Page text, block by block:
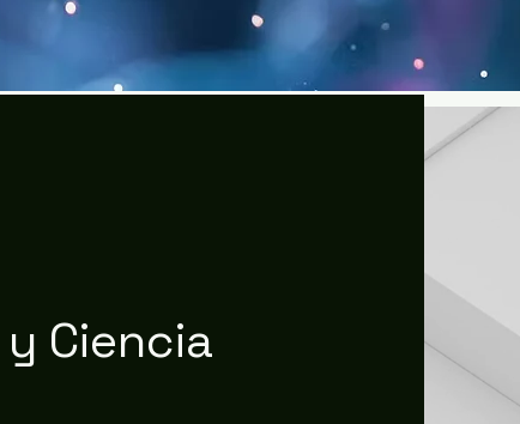
Ciencia